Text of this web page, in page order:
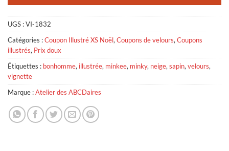
UGS :VI-1832
Catégories :Coupon Illustré XS Noël, Coupons de velours, Coupons
illustrés, Prix doux
Étiquettes : bonhomme, illustrée, minkee, minky, neige, sapin, velours,
vignette
Marque :Atelier des ABCDaires